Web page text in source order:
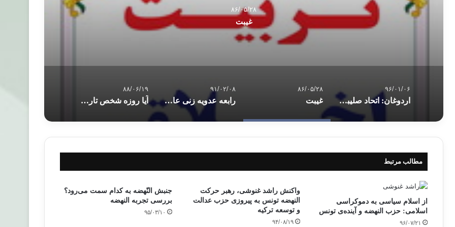
۸۶/۰۵/۲۸
غیبت
۹۶/۰۱/۰۶
اردوغان:‌ اتحاد صلیبی بالاخره خود را نشان داد
۸۶/۰۵/۲۸
غیبت
۹۱/۰۲/۰۸
رابعه عدويه زنی عارف و خداشناس
۸۸/۰۶/۱۹
آیا روزه شخص تارک الصّلاة پذیرفته می شود؟
مطالب مرتبط
از اسلام سیاسی به دموکراسی
اسلامی: حزب النهضه و آینده‌ی تونس
۹۶/۰۷/۲۱
واکنش راشد غنوشی، رهبر حرکت
النهضه تونس به پیروزی حزب عدالت
و توسعه ترکیه
۹۴/۰۸/۱۹
جنبش النّهضه به کدام سمت می‌رود؟
بررسی تجربه النهضه
۹۵/۰۳/۱۰